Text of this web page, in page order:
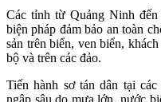
Các tỉnh từ Quảng Ninh
biện pháp đảm bảo an toàn
sản trên biển, ven biển,
bộ và trên các đảo.
Tiến hành sơ tán dân tại
ngập sâu do mưa lớn, nước